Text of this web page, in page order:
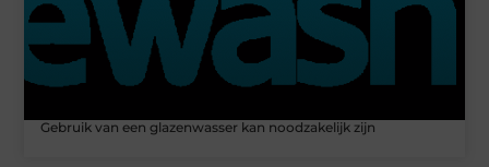
Gebruik van een glazenwasser kan noodzakelijk zijn